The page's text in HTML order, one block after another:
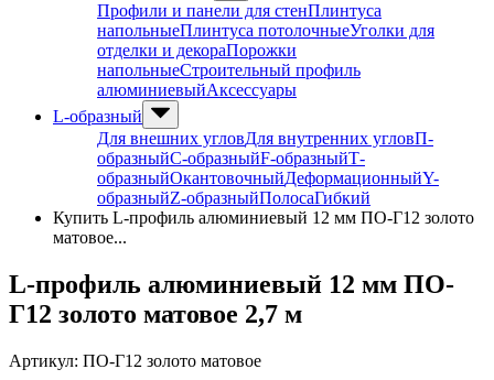
Профили и панели для стенПлинтуса
напольныеПлинтуса потолочныеУголки для
отделки и декораПорожки
напольныеСтроительный профиль
алюминиевыйАксессуары
L-образный
Для внешних угловДля внутренних угловП-
образныйС-образныйF-образныйТ-
образныйОкантовочныйДеформационныйY-
образныйZ-образныйПолосаГибкий
Купить L-профиль алюминиевый 12 мм ПО-Г12 золото
матовое...
L-профиль алюминиевый 12 мм ПО-
Г12 золото матовое 2,7 м
Артикул: ПО-Г12 золото матовое